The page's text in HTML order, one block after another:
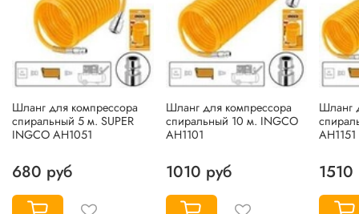
Шланг для компрессора
спиральный 5 м. SUPER
INGCO AH1051
680 руб
Шланг для компрессора
спиральный 10 м. INGCO
AH1101
1010 руб
Шланг
AH1151
1510